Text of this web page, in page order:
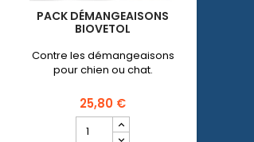
PACK DÉMANGEAISONS
BIOVETOL
Contre les démangeaisons
pour chien ou chat.
25,80 €
quantité